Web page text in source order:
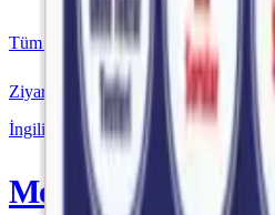
Tüm Kurmay yayınları için resmi satış
Ziyaret Et
İngilizce
More & More